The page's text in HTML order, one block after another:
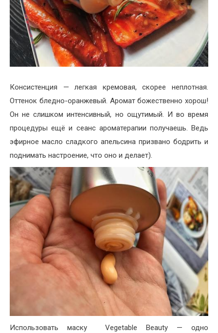
Консистенция — легкая кремовая, скорее неплотная.
Оттенок бледно-оранжевый. Аромат божественно хорош!
Он не слишком интенсивный, но ощутимый. И во время
процедуры ещё и сеанс ароматерапии получаешь. Ведь
эфирное масло сладкого апельсина призвано бодрить и
поднимать настроение, что оно и делает).
Использовать маску Vegetable Beauty — одно